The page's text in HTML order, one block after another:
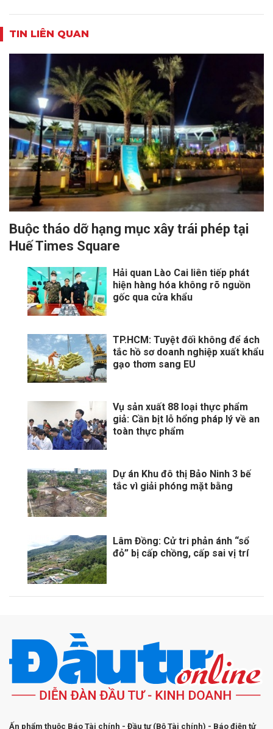
TIN LIÊN QUAN
Buộc tháo dỡ hạng mục xây trái phép tại
Huế Times Square
Hải quan Lào Cai liên tiếp phát
hiện hàng hóa không rõ nguồn
gốc qua cửa khẩu
TP.HCM: Tuyệt đối không để ách
tắc hồ sơ doanh nghiệp xuất khẩu
gạo thơm sang EU
Vụ sản xuất 88 loại thực phẩm
giả: Cần bịt lỗ hổng pháp lý về an
toàn thực phẩm
Dự án Khu đô thị Bảo Ninh 3 bế
tắc vì giải phóng mặt bằng
Lâm Đồng: Cử tri phản ánh “sổ
đỏ” bị cấp chồng, cấp sai vị trí
Ấn phẩm thuộc Báo Tài chính - Đầu tư (Bộ Tài chính) - Báo điện tử